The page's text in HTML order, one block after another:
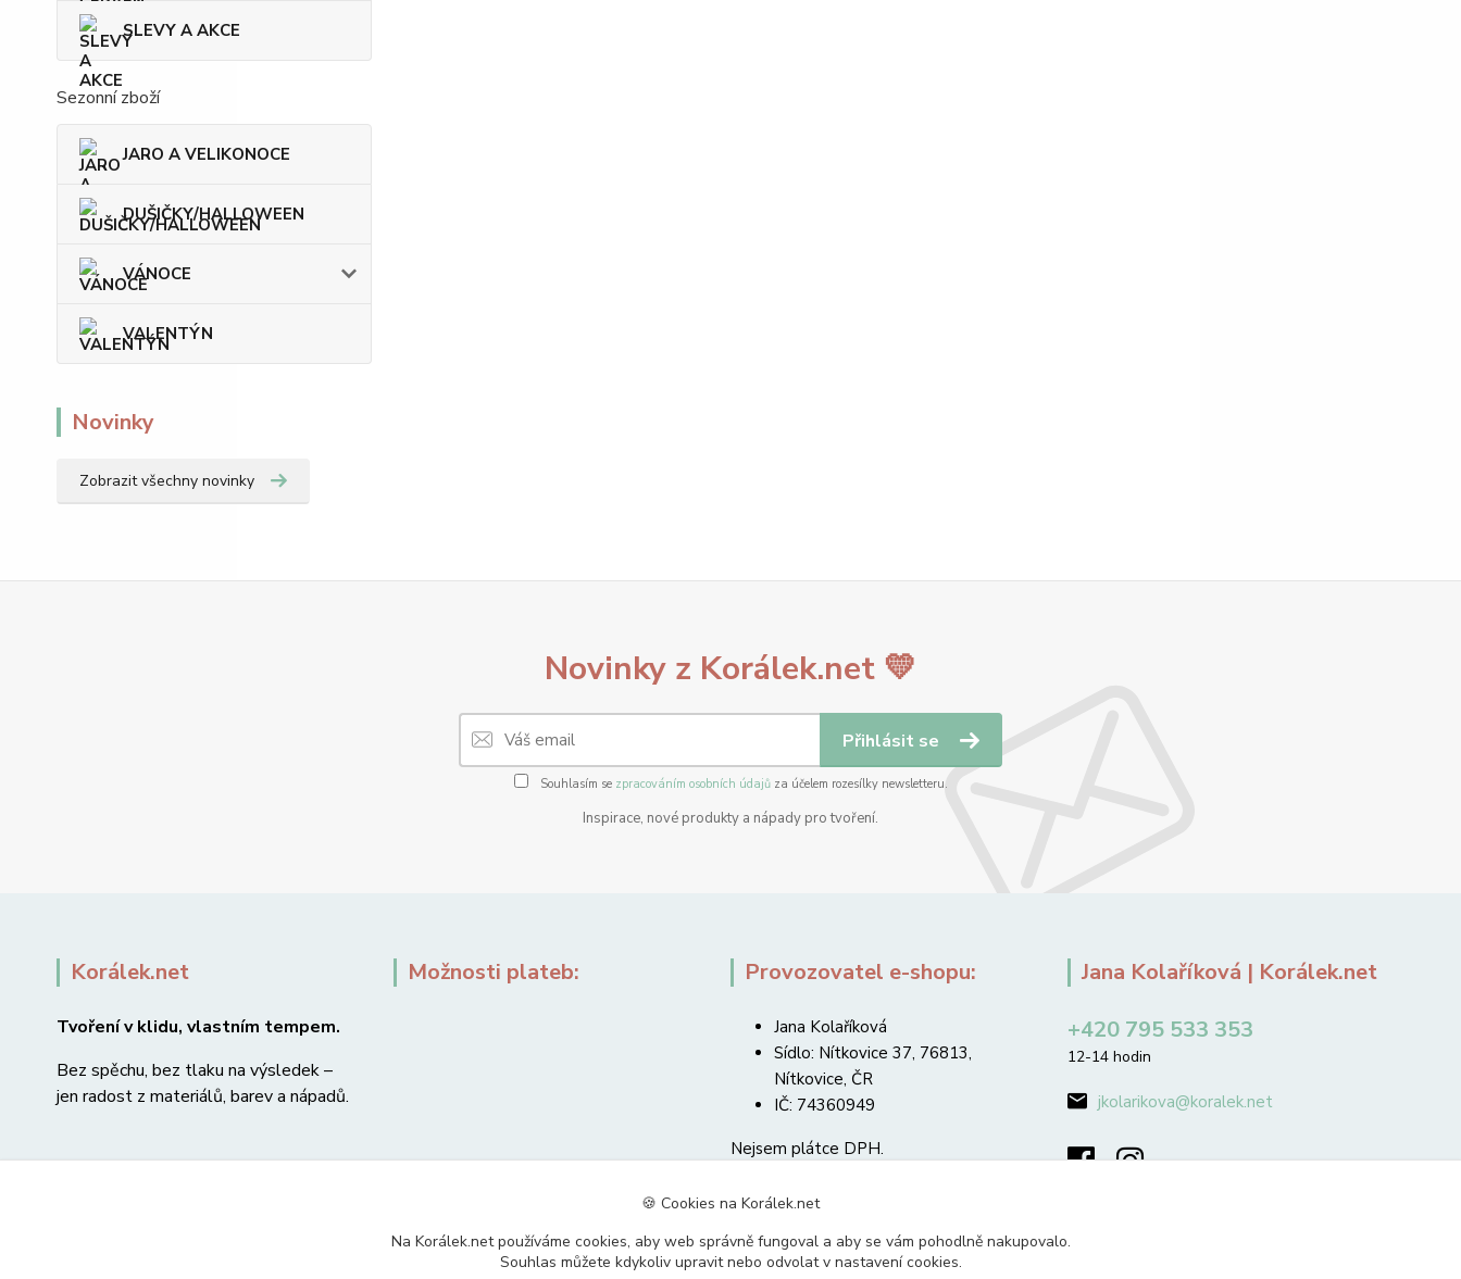
SLEVY A AKCE
Sezonní zboží
JARO A VELIKONOCE
DUŠIČKY/HALLOWEEN
VÁNOCE
VALENTÝN
Novinky
Zobrazit všechny novinky
Novinky z Korálek.net 💛
Přihlásit se
Souhlasím se zpracováním osobních údajůza účelem rozesílky newsletteru.
Inspirace, nové produkty a nápady pro tvoření.
Korálek.net
Tvoření v klidu, vlastním tempem.
Bez spěchu, bez tlaku na výsledek –
jen radost z materiálů, barev a nápadů.
Možnosti plateb: Provozovatel e-shopu:
Jana Kolaříková
Sídlo: Nítkovice 37, 76813,
Nítkovice, ČR
IČ: 74360949
Nejsem plátce DPH.
Jana Kolaříková | Korálek.net
+420 795 533 353
12-14 hodin
jkolarikova@koralek.net
🍪 Cookies na Korálek.net
Na Korálek.net používáme cookies, aby web správně fungoval a aby se vám pohodlně nakupovalo.
Souhlas můžete kdykoliv upravit nebo odvolat v nastavení cookies.